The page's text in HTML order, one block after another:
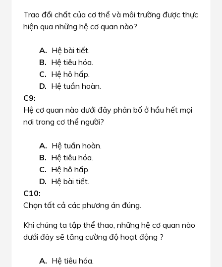
Trao đổi chất của cơ thể và môi trường được thực
hiện qua những hệ cơ quan nào?
Hệ bài tiết.
Hệ tiêu hóa.
Hệ hô hấp.
Hệ tuần hoàn.
Hệ cơ quan nào dưới đây phân bố ở hầu hết mọi
nơi trong cơ thể người?​​
Hệ tuần hoàn.
Hệ tiêu hóa.
Hệ hô hấp.
Hệ bài tiết.
Chọn tất cả các phương án đúng.
Khi chúng ta tập thể thao, những hệ cơ quan nào
dưới đây sẽ tăng cường độ hoạt động ?
Hệ tiêu hóa.